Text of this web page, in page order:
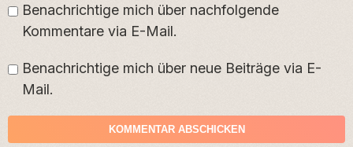
Benachrichtige mich über nachfolgende
Kommentare via E-Mail.
Benachrichtige mich über neue Beiträge via E-
Mail.